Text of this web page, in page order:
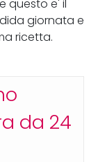
questo e' il
giornata e
ricetta.
da 24